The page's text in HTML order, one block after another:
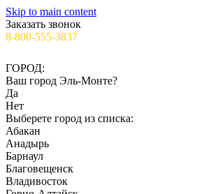
Skip to main content
Заказать звонок
8-800-555-3837
ГОРОД:
Ваш город Эль-Монте?
Да
Нет
Выберете город из списка:
Абакан
Анадырь
Барнаул
Благовещенск
Владивосток